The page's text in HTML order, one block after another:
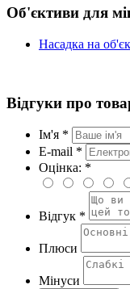
Об'єктиви для
Насадка на
Відгуки про
Ім'я *
E-mail *
Оцінка: *
Відгук *
Плюси
Мінуси